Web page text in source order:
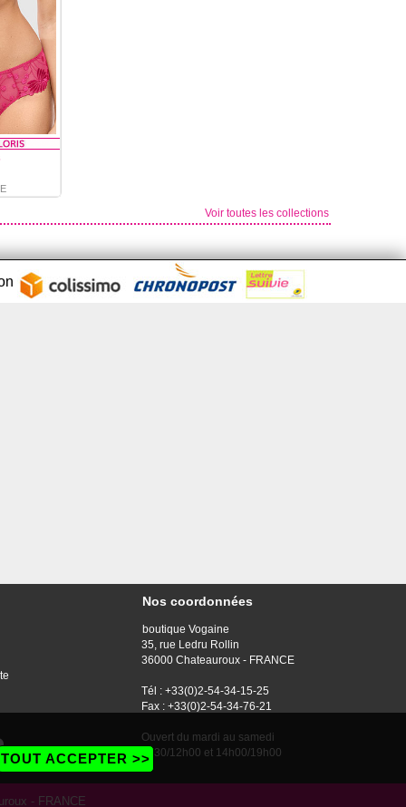
Voir toutes les collections
Nos coordonnées
boutique Vogaine
35, rue Ledru Rollin
36000 Chateauroux - FRANCE
Tél : +33(0)2-54-34-15-25
Fax : +33(0)2-54-34-76-21
Ouvert du mardi au samedi
9h30/12h00 et 14h00/19h00
- FRANCE
TOUT ACCEPTER >>